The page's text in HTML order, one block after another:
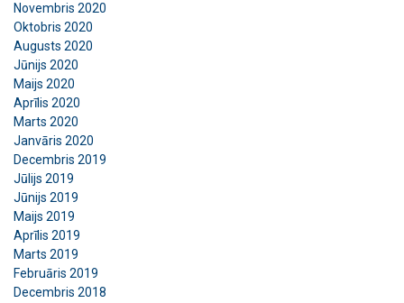
Novembris 2020
Oktobris 2020
Augusts 2020
Jūnijs 2020
Maijs 2020
Aprīlis 2020
Marts 2020
Janvāris 2020
Decembris 2019
Jūlijs 2019
Jūnijs 2019
Maijs 2019
Aprīlis 2019
Marts 2019
Februāris 2019
Decembris 2018